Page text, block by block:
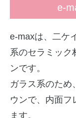
e-
e-maxは、二ケ
系のセラミック
ンです。
ガラス系のため
ウンで、内面フ
ます。